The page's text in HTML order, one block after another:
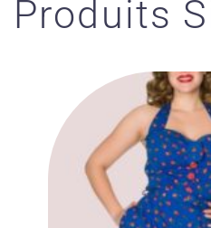
Produits